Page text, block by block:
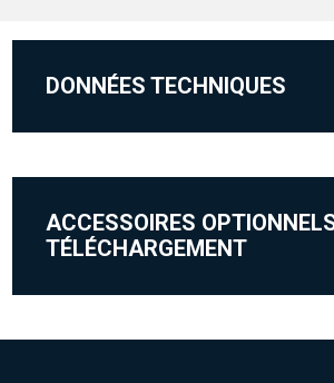
DONNÉES TECHNIQUES
ACCESSOIRES
TÉLÉCHARGEMENT